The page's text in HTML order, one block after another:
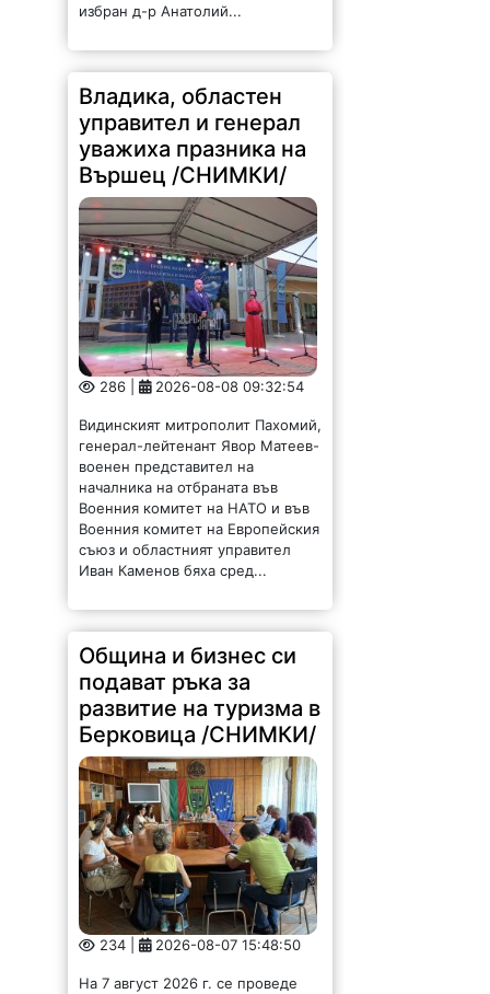
избран д-р Анатолий...
Владика, областен
управител и генерал
уважиха празника на
Вършец /СНИМКИ/
286 | 2026-08-08 09:32:54
Видинският митрополит Пахомий,
генерал-лейтенант Явор Матеев-
военен представител на
началника на отбраната във
Военния комитет на НАТО и във
Военния комитет на Европейския
съюз и областният управител
Иван Каменов бяха сред...
Община и бизнес си
подават ръка за
развитие на туризма в
Берковица /СНИМКИ/
234 | 2026-08-07 15:48:50
На 7 август 2026 г. се проведе